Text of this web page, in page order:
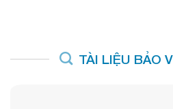
TÀI LIỆU BẢO